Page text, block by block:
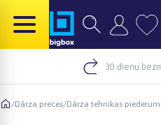
30 dienu
/Dārza preces/Dārza tehnikas piederumi